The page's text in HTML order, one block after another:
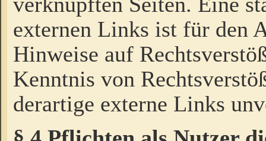
externen Links ist für den
Hinweise auf
Kenntnis von
derartige externe Links